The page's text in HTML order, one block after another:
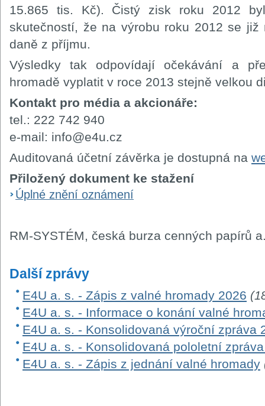
15.865 tis. Kč). Čistý zisk roku 2012
skutečností, že na výrobu roku 2012 se již
daně z příjmu.
Výsledky tak odpovídají očekávání a
hromadě vyplatit v roce 2013 stejně velkou
Kontakt pro média a akcionáře:
tel.: 222 742 940
e-mail: info@e4u.cz
Auditovaná účetní závěrka je dostupná na
Přiložený dokument ke stažení
Úplné znění oznámení
RM-SYSTÉM, česká burza cenných papírů
Další zprávy
E4U a. s. - Zápis z valné hromady 2026
E4U a. s. - Informace o konání valné
E4U a. s. - Konsolidovaná výroční zpráva
E4U a. s. - Konsolidovaná pololetní
E4U a. s. - Zápis z jednání valné hromady